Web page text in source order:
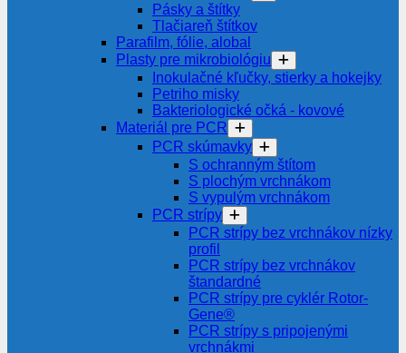
Pásky a štítky
Tlačiareň štítkov
Parafilm, fólie, alobal
Plasty pre mikrobiológiu
Inokulačné kľučky, stierky a hokejky
Petriho misky
Bakteriologické očká - kovové
Materiál pre PCR
PCR skúmavky
S ochranným štítom
S plochým vrchnákom
S vypulým vrchnákom
PCR strípy
PCR strípy bez vrchnákov nízky
profil
PCR strípy bez vrchnákov
štandardné
PCR strípy pre cyklér Rotor-
Gene®
PCR strípy s pripojenými
vrchnákmi